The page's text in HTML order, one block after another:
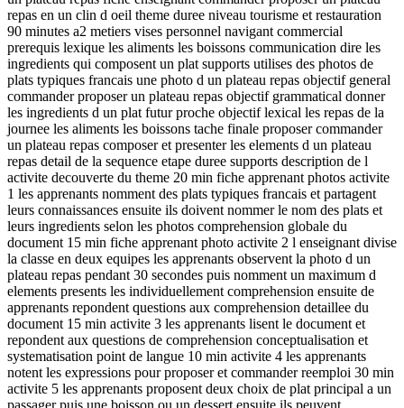
repas en un clin d oeil theme duree niveau tourisme et restauration
90 minutes a2 metiers vises personnel navigant commercial
prerequis lexique les aliments les boissons communication dire les
ingredients qui composent un plat supports utilises des photos de
plats typiques francais une photo d un plateau repas objectif general
commander proposer un plateau repas objectif grammatical donner
les ingredients d un plat futur proche objectif lexical les repas de la
journee les aliments les boissons tache finale proposer commander
un plateau repas composer et presenter les elements d un plateau
repas detail de la sequence etape duree supports description de l
activite decouverte du theme 20 min fiche apprenant photos activite
1 les apprenants nomment des plats typiques francais et partagent
leurs connaissances ensuite ils doivent nommer le nom des plats et
leurs ingredients selon les photos comprehension globale du
document 15 min fiche apprenant photo activite 2 l enseignant divise
la classe en deux equipes les apprenants observent la photo d un
plateau repas pendant 30 secondes puis nomment un maximum d
elements presents les individuellement comprehension ensuite de
apprenants repondent questions aux comprehension detaillee du
document 15 min activite 3 les apprenants lisent le document et
repondent aux questions de comprehension conceptualisation et
systematisation point de langue 10 min activite 4 les apprenants
notent les expressions pour proposer et commander reemploi 30 min
activite 5 les apprenants proposent deux choix de plat principal a un
passager puis une boisson ou un dessert ensuite ils peuvent